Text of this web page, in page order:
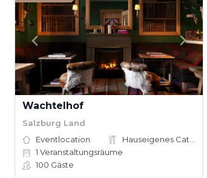
Wachtelhof
Salzburg Land
Eventlocation
1 Veranstaltungsräume
100 Gäste